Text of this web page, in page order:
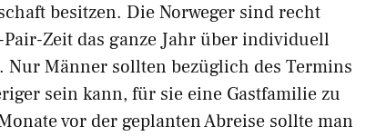
besitzen. Die Norweger sind recht
Zeit das ganze Jahr über individuell
Nur Männer sollten bezüglich des Termins
sein kann, für sie eine Gastfamilie zu
vor der geplanten Abreise sollte man